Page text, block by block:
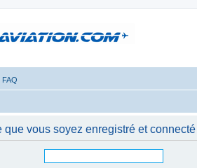
FAQ
que vous soyez enregistré et